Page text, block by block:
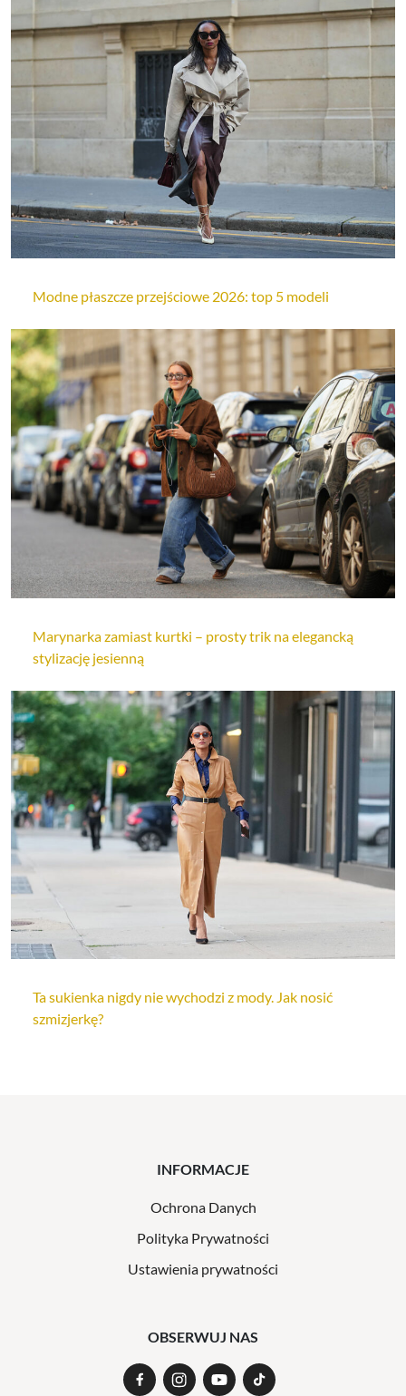
Modne płaszcze przejściowe 2026: top 5 modeli
Marynarka zamiast kurtki – prosty trik na elegancką
stylizację jesienną
Ta sukienka nigdy nie wychodzi z mody. Jak nosić
szmizjerkę?
INFORMACJE
Ochrona Danych
Polityka Prywatności
Ustawienia prywatności
OBSERWUJ NAS